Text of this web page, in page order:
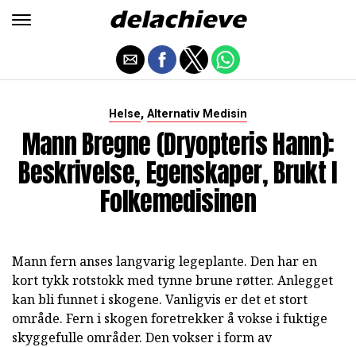
Helse, Alternativ Medisin
Mann Bregne (Dryopteris Hann):
Beskrivelse, Egenskaper, Brukt I
Folkemedisinen
Mann fern anses langvarig legeplante. Den har en
kort tykk rotstokk med tynne brune røtter. Anlegget
kan bli funnet i skogene. Vanligvis er det et stort
område. Fern i skogen foretrekker å vokse i fuktige
skyggefulle områder. Den vokser i form av